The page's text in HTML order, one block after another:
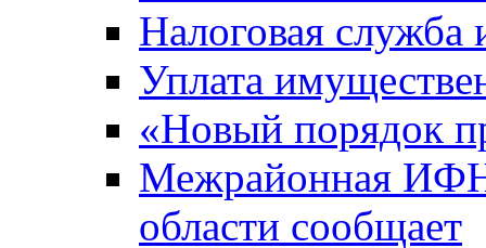
Налоговая служба
Уплата
«Новый порядок
Межрайонная
области сообщает